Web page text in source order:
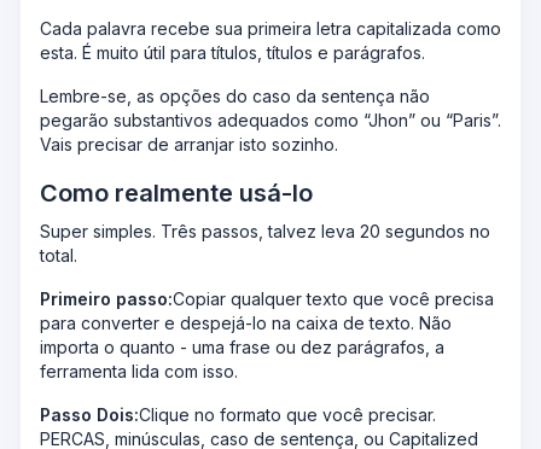
Cada palavra recebe sua primeira letra capitalizada como
esta. É muito útil para títulos, títulos e parágrafos.
Lembre-se, as opções do caso da sentença não
pegarão substantivos adequados como “Jhon” ou “Paris”.
Vais precisar de arranjar isto sozinho.
Como realmente usá-lo
Super simples. Três passos, talvez leva 20 segundos no
total.
Primeiro passo:Copiar qualquer texto que você precisa
para converter e despejá-lo na caixa de texto. Não
importa o quanto - uma frase ou dez parágrafos, a
ferramenta lida com isso.
Passo Dois:Clique no formato que você precisar.
PERCAS, minúsculas, caso de sentença, ou Capitalized